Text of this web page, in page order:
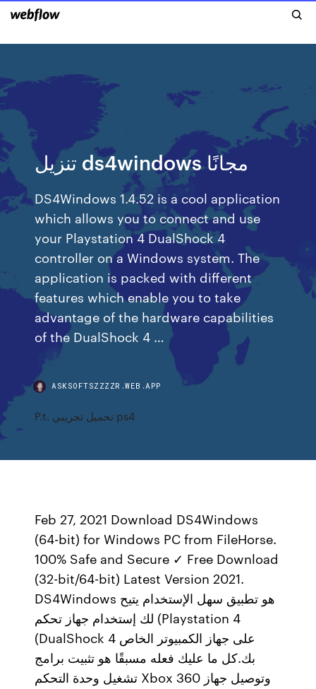
تنزيل ds4windows مجانًا
DS4Windows 1.4.52 is a cool application
which allows you to connect and use
your Playstation 4 DualShock 4
controller on a Windows system. The
application is packed with different
features which enable you to take
advantage of the hardware capabilities
of the DualShock 4 …
ASKSOFTSZZZZR.WEB.APP
P.t. تحميل تجريبي ps4
Feb 27, 2021 Download DS4Windows
(64-bit) for Windows PC from FileHorse.
100% Safe and Secure ✓ Free Download
(32-bit/64-bit) Latest Version 2021.
DS4Windows هو تطبيق سهل الإستخدام يتيح
لك إستخدام جهاز تحكم (Playstation 4
(DualShock 4 على جهاز الكمبيوتر الخاص
بك.كل ما عليك فعله مسبقًا هو تثبيت برامج
تشغيل وحدة التحكم Xbox 360 وتوصيل جهاز